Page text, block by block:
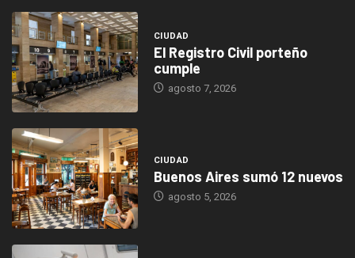
CIUDAD
El Registro Civil porteño
cumple
agosto 7, 2026
CIUDAD
Buenos Aires sumó 12 nuevos
agosto 5, 2026